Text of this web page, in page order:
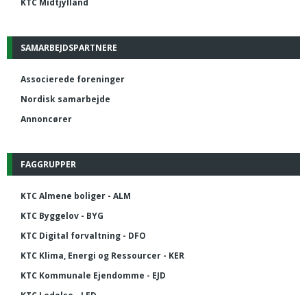
SAMARBEJDSPARTNERE
Associerede foreninger
Nordisk samarbejde
Annoncører
FAGGRUPPER
KTC Almene boliger - ALM
KTC Byggelov - BYG
KTC Digital forvaltning - DFO
KTC Klima, Energi og Ressourcer - KER
KTC Kommunale Ejendomme - EJD